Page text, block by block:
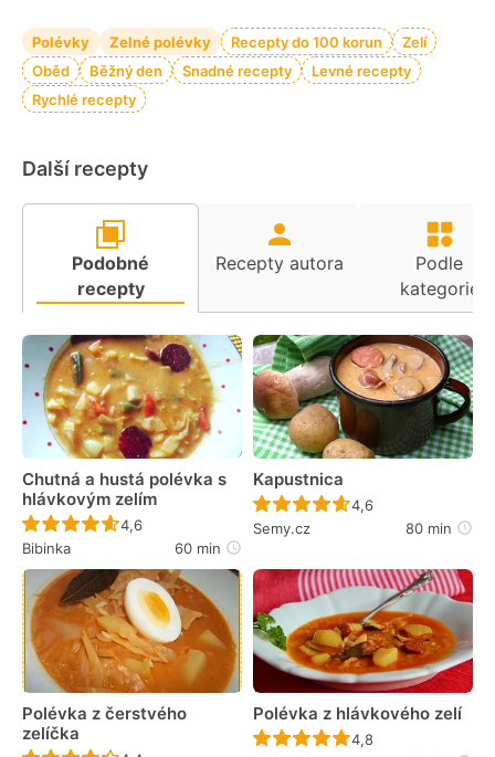
Polévky Zelné polévky Recepty do 100 korun
Zelí
Oběd
Běžný den Snadné recepty
Levné recepty
Rychlé recepty
Další recepty
Podobné
recepty
Recepty autora
Podle
kategorie
Chutná a hustá polévka s
hlávkovým zelím
Recept ještě nebyl hodnocen
4,6
Bibinka
60 min
Kapustnica
Recept ještě nebyl
4,6
Semy.cz
80 min
Polévka z čerstvého
zelíčka
Polévka z hlávkového zelí
Recept ještě nebyl
4,8